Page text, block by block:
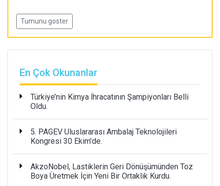
Tumunu goster
En Çok Okunanlar
Türkiye’nin Kimya İhracatının Şampiyonları Belli
Oldu.
5. PAGEV Uluslararası Ambalaj Teknolojileri
Kongresi 30 Ekim’de.
AkzoNobel, Lastiklerin Geri Dönüşümünden Toz
Boya Üretmek İçin Yeni Bir Ortaklık Kurdu.